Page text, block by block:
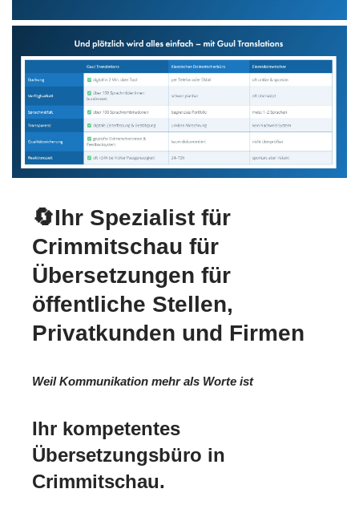
🔄Ihr Spezialist für
Crimmitschau für
Übersetzungen für
öffentliche Stellen,
Privatkunden und Firmen
Weil Kommunikation mehr als Worte ist
Ihr kompetentes
Übersetzungsbüro in
Crimmitschau.